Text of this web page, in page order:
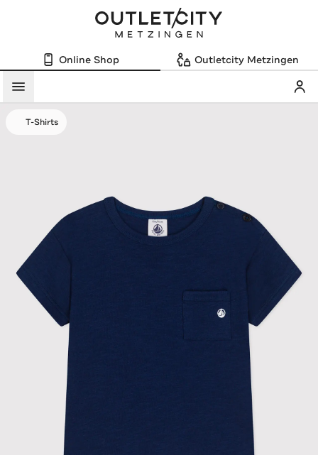
Online Shop Outletcity Metzingen
Menü
T-Shirts